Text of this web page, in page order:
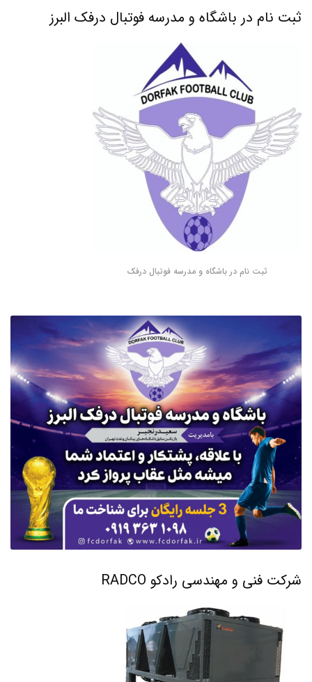
ثبت نام در باشگاه و مدرسه فوتبال درفک البرز
ثبت نام در باشگاه و مدرسه فوتبال درفک
شرکت فنی و مهندسی رادکو RADCO